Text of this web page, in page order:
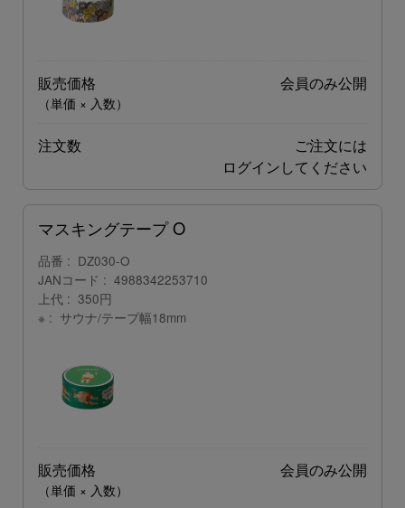
販売価格
（単価 × 入数）
会員のみ公開
注文数
ご注文には
ログインしてください
マスキングテープ O
品番
DZ030-O
JANコード
4988342253710
上代
350円
※
サウナ/テープ幅18mm
販売価格
（単価 × 入数）
会員のみ公開